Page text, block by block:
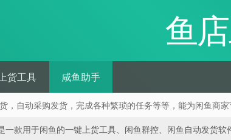
鱼
货工具 咸鱼助手
，自动采购发货，完成各种繁琐的任务等等，能为闲鱼商家
一款用于闲鱼的一键上货工具、闲鱼群控、闲鱼自动发货